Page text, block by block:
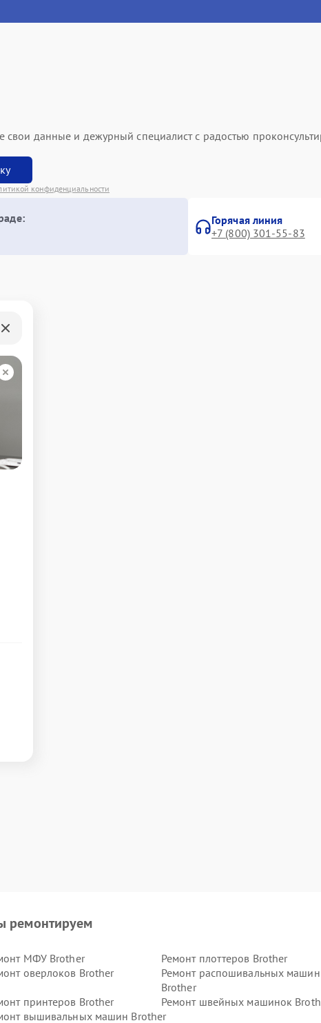
свои данные и дежурный специалист с радостью
конфиденциальности
Горячая линия
+7 (800) 301-55-83
ремонтируем
МФУ Brother
Ремонт плоттеров Brother
оверлоков Brother
Ремонт распошивальных машин
Brother
принтеров Brother
Ремонт швейных машинок
вышивальных машин Brother